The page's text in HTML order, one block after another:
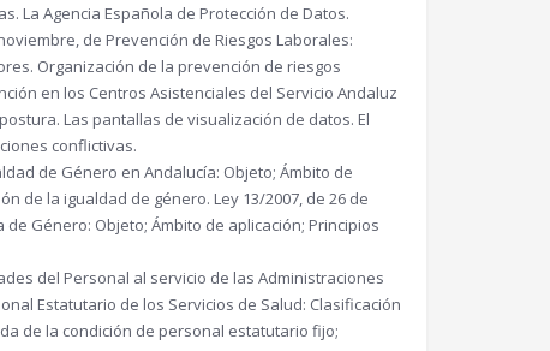
La Agencia Española de Protección de Datos.
de Prevención de Riesgos Laborales:
Organización de la prevención de riesgos
en los Centros Asistenciales del Servicio Andaluz
Las pantallas de visualización de datos. El
conflictivas.
de Género en Andalucía: Objeto; Ámbito de
de la igualdad de género. Ley 13/2007, de 26 de
Género: Objeto; Ámbito de aplicación; Principios
del Personal al servicio de las Administraciones
Estatutario de los Servicios de Salud: Clasificación
de la condición de personal estatutario fijo;